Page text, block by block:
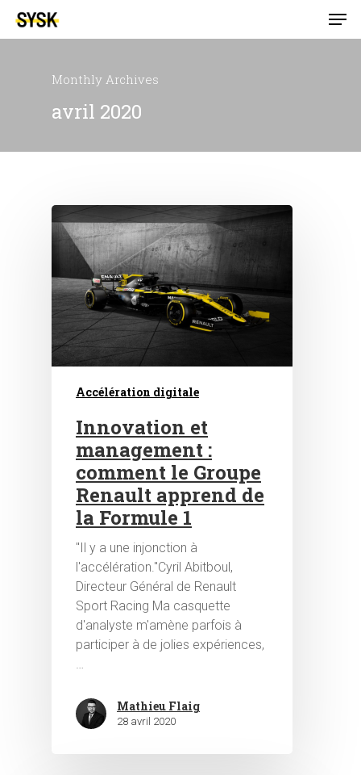
Monthly Archives
avril 2020
Accélération digitale
Innovation et
management :
comment le Groupe
Renault apprend de
la Formule 1
"Il y a une injonction à
l'accélération."Cyril Abitboul,
Directeur Général de Renault
Sport Racing Ma casquette
d'analyste m'amène parfois à
participer à de jolies expériences,
…
Mathieu Flaig
28 avril 2020